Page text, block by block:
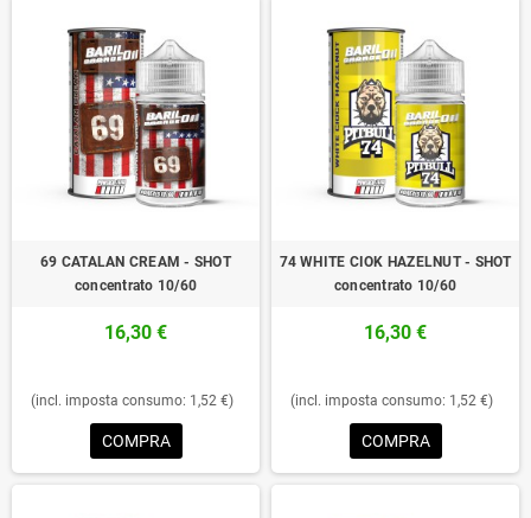
69 CATALAN CREAM - SHOT
concentrato 10/60
16,30 €
(incl. imposta consumo: 1,52 €)
COMPRA
74 WHITE CIOK HAZELNUT - SHOT
concentrato 10/60
16,30 €
(incl. imposta consumo: 1,52 €)
COMPRA